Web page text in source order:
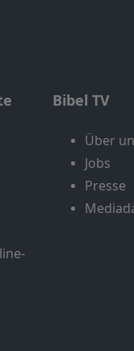
Bibel TV
Über
Jobs
Presse